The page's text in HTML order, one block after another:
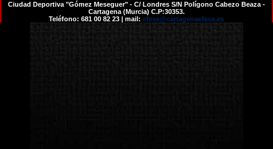
Ciudad Deportiva "Gómez Meseguer" - C/ Londres S/N Polígono Cabezo Beaza -
Cartagena (Murcia) C.P:30353.
Teléfono: 681 00 82 23 | mail: efese@cartagenaefese.es